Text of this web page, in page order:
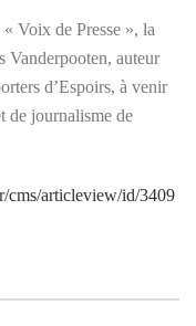
Voix de Presse », la
Vanderpooten, auteur
d’Espoirs, à venir
de journalisme de
cms/articleview/id/3409